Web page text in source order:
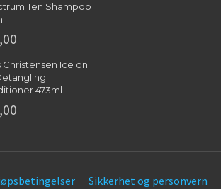
Ten Shampoo
Christensen Ice on
473ml
Sikkerhet og personvern